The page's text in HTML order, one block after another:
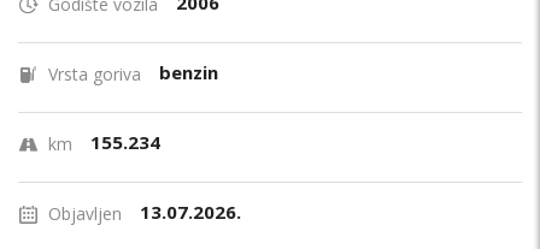
Vrsta goriva benzin
km 155.234
Objavljen 13.07.2026.